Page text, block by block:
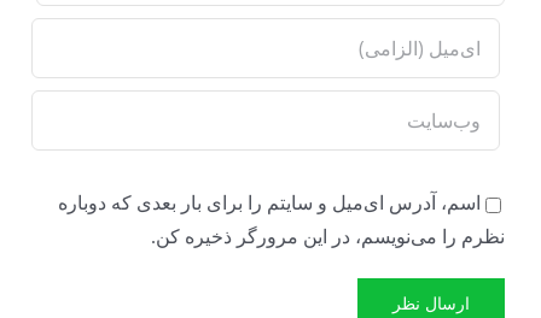
اسم، آدرس ای‌میل و سایتم را برای بار بعدی که دوباره
نظرم را می‌نویسم، در این مرورگر ذخیره کن.